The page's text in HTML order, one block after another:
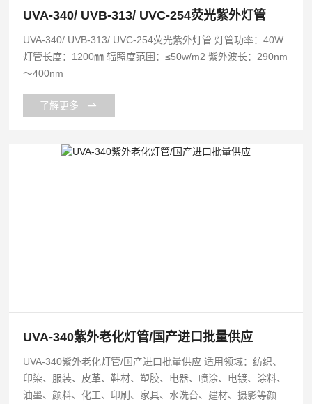
UVA-340/ UVB-313/ UVC-254荧光紫外灯管
UVA-340/ UVB-313/ UVC-254荧光紫外灯管 灯管功率：40W
灯管长度：1200㎜ 辐照度范围：≤50w/m2 紫外波长：290nm
～400nm
了解更多
UVA-340紫外老化灯管/国产进口批量供应
UVA-340紫外老化灯管/国产进口批量供应 适用领域：纺织、
印染、服装、皮革、鞋材、塑胶、电器、喷涂、电镀、涂料、
油墨、颜料、化工、印刷、家具、水洗台、建材、摄影等颜料